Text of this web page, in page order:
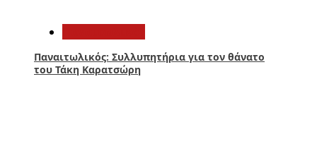
Παναιτωλικός: Συλλυπητήρια για τον θάνατο
του Τάκη Καρατσώρη